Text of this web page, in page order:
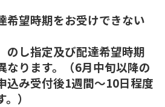
望時期をお受けできない
し指定及び配達希望時期
なります。（6月中旬以降の
込み受付後1週間～10日程度
）